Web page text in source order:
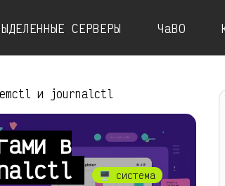
СЕРВЕРЫ ЧаВО
и journalctl
в
🖥️ система